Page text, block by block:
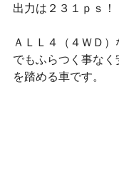
出力は２３１ｐｓ！
ＡＬＬ４（４ＷＤ
でもふらつく事な
を踏める車です。